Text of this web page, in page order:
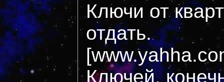
Ключи от
отдать.
Ключей,